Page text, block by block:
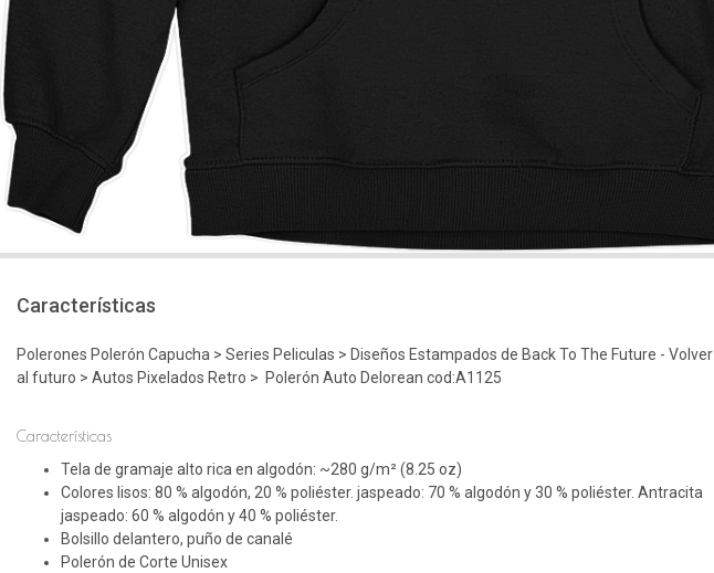
Características
Polerones Polerón Capucha > Series Peliculas > Diseños Estampados de Back To The Future - Volver
al futuro > Autos Pixelados Retro > Polerón Auto Delorean cod:A1125
Características
Tela de gramaje alto rica en algodón: ~280 g/m² (8.25 oz)
Colores lisos: 80 % algodón, 20 % poliéster. jaspeado: 70 % algodón y 30 % poliéster. Antracita
jaspeado: 60 % algodón y 40 % poliéster.
Bolsillo delantero, puño de canalé
Polerón de Corte Unisex